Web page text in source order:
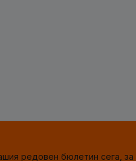
редовен бюлетин сега,